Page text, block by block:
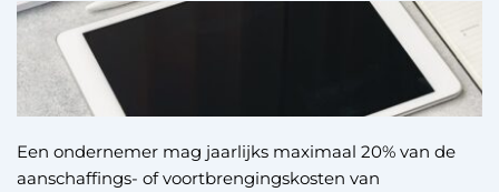
Een ondernemer mag jaarlijks maximaal 20% van de
aanschaffings- of voortbrengingskosten van